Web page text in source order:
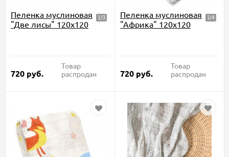
Пеленка муслиновая
"Две лисы" 120x120
720 руб.
Товар
распродан
Пеленка муслиновая
"Африка" 120x120
720 руб.
Товар
распродан